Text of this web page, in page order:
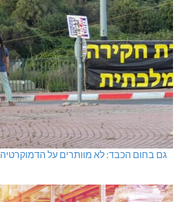
גם בחום הכבד: לא מוותרים על הדמוקרטיה